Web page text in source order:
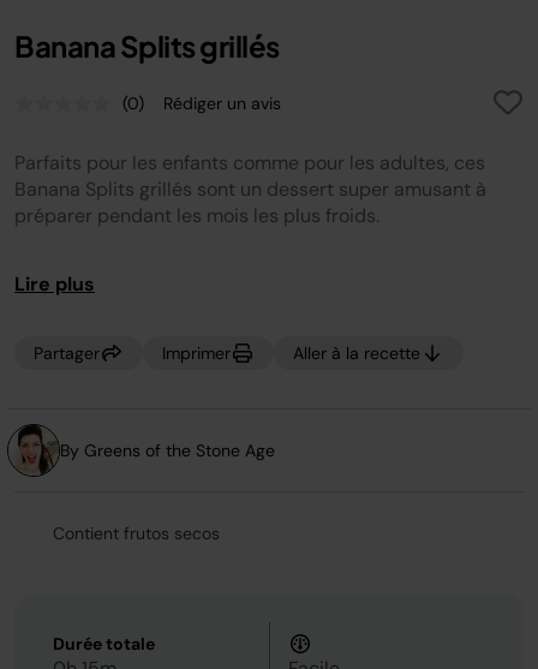
Banana Splits grillés
Aucune
de
notation.
Lien
sur
la
(0) Rédiger un avis
Parfaits pour les enfants comme pour les adultes, ces
Banana Splits grillés sont un dessert super amusant à
préparer pendant les mois les plus froids.
Lire plus
Partager Imprimer Aller à la recette
By Greens of the Stone Age
Contient frutos secos
Durée totale